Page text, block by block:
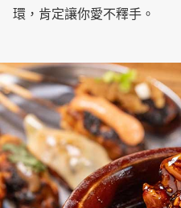
環，肯定讓你愛不釋手。